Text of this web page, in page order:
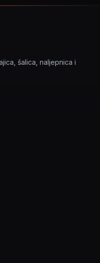
šalica, naljepnica i